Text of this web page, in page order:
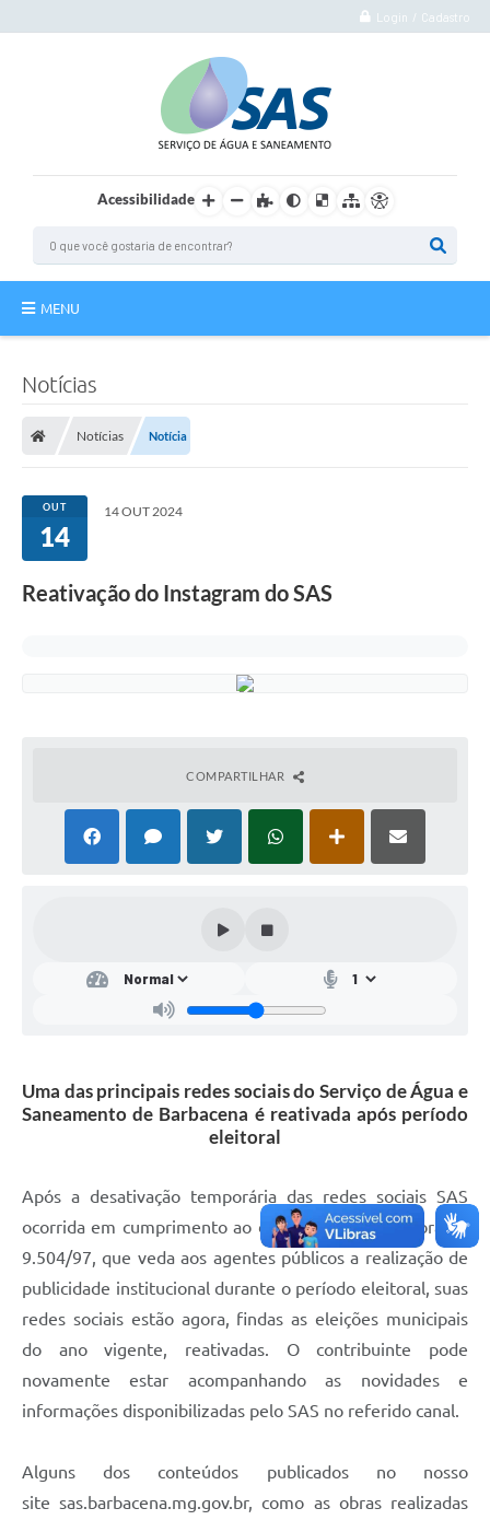
Login / Cadastro
Acessibilidade
MENU
Autoatendimento
Serviços
Publicidade de Processos
Notícias
Notícias Notícia
OUT
14
14 OUT 2024
Reativação do Instagram do SAS
COMPARTILHAR
Uma das principais redes sociais do Serviço de Água e
Saneamento de Barbacena é reativada após período
eleitoral
Após a desativação temporária das redes sociais SAS
ocorrida em cumprimento ao disposto na Lei Eleitoral n°
9.504/97, que veda aos agentes públicos a realização de
publicidade institucional durante o período eleitoral, suas
redes sociais estão agora, findas as eleições municipais
do ano vigente, reativadas. O contribuinte pode
novamente estar acompanhando as novidades e
informações disponibilizadas pelo SAS no referido canal.
Alguns dos conteúdos publicados no nosso
site sas.barbacena.mg.gov.br, como as obras realizadas